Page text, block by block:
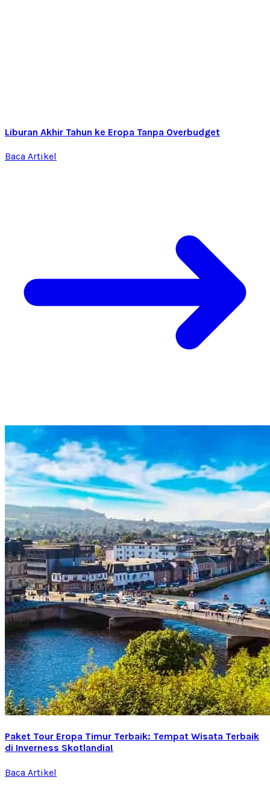
Liburan Akhir Tahun ke Eropa Tanpa Overbudget
Baca Artikel
Paket Tour Eropa Timur Terbaik: Tempat Wisata Terbaik
di Inverness Skotlandia!
Baca Artikel